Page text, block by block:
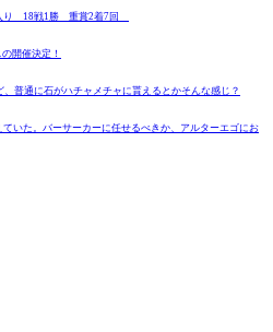
入り 18戦1勝 重賞2着7回
開催決定！
普通に石がハチャメチャに貰えるとかそんな感じ？
いた。バーサーカーに任せるべきか、アルターエゴにお